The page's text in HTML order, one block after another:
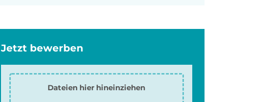
Jetzt bewerben
Dateien hier hineinziehen